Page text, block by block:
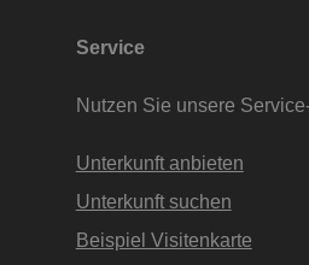
Service
Nutzen Sie unsere
Unterkunft anbieten
Unterkunft suchen
Beispiel Visitenkarte